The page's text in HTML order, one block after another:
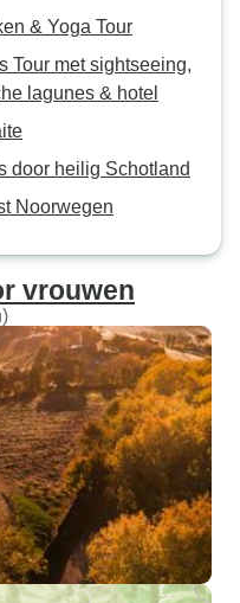
& Yoga Tour
Tour met sightseeing,
lagunes & hotel
door heilig Schotland
Noorwegen
vrouwen